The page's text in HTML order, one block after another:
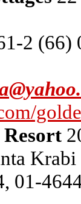
2 (66)
Krabi
01-